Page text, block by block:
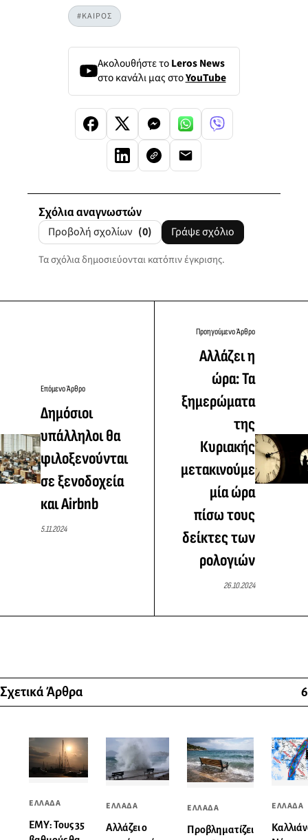
#ΚΑΙΡΟΣ
Ακολουθήστε τοLeros News
στο κανάλι μας στοYouTube
Σχόλια αναγνωστών
Προβολή σχολίων (0) Γράψε σχόλιο
Τα σχόλια δημοσιεύονται κατόπιν έγκρισης.
Επόμενο Άρθρο
Δημόσιοι
υπάλληλοι θα
φιλοξενούνται
σε ξενοδοχεία
και Airbnb
5.11.2024
Προηγούμενο Άρθρο
Αλλάζει η
ώρα: Τα
ξημερώματα
της
Κυριακής
μετακινούμε
μία ώρα
πίσω τους
δείκτες των
ρολογιών
26.10.2024
Σχετικά Άρθρα 6
ΕΛΛΑΔΑ
ΕΜΥ: Τους 35
ΕΛΛΑΔΑ
Αλλάζει ο
ΕΛΛΑΔΑ
Προβληματίζει
ΕΛΛΑΔΑ